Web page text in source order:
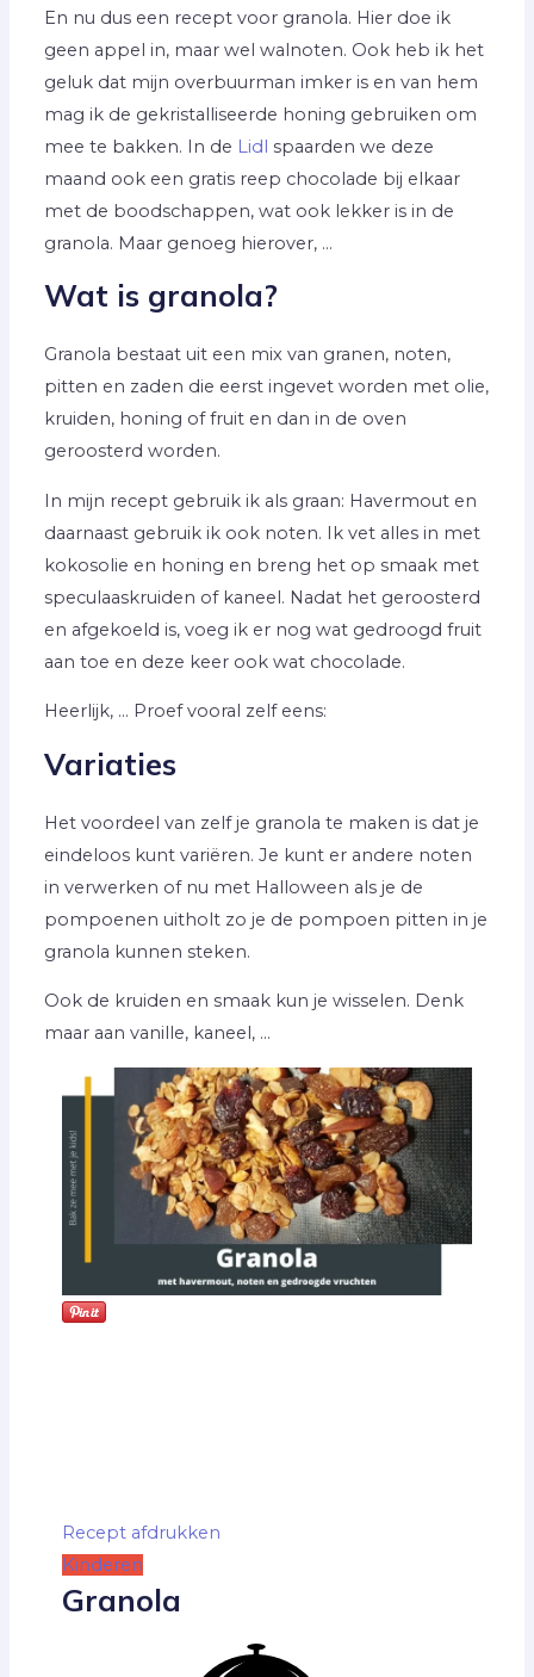
En nu dus een recept voor granola. Hier doe ik
geen appel in, maar wel walnoten. Ook heb ik het
geluk dat mijn overbuurman imker is en van hem
mag ik de gekristalliseerde honing gebruiken om
mee te bakken. In de Lidl spaarden we deze
maand ook een gratis reep chocolade bij elkaar
met de boodschappen, wat ook lekker is in de
granola. Maar genoeg hierover, …
Wat is granola?
Granola bestaat uit een mix van granen, noten,
pitten en zaden die eerst ingevet worden met olie,
kruiden, honing of fruit en dan in de oven
geroosterd worden.
In mijn recept gebruik ik als graan: Havermout en
daarnaast gebruik ik ook noten. Ik vet alles in met
kokosolie en honing en breng het op smaak met
speculaaskruiden of kaneel. Nadat het geroosterd
en afgekoeld is, voeg ik er nog wat gedroogd fruit
aan toe en deze keer ook wat chocolade.
Heerlijk, … Proef vooral zelf eens:
Variaties
Het voordeel van zelf je granola te maken is dat je
eindeloos kunt variëren. Je kunt er andere noten
in verwerken of nu met Halloween als je de
pompoenen uitholt zo je de pompoen pitten in je
granola kunnen steken.
Ook de kruiden en smaak kun je wisselen. Denk
maar aan vanille, kaneel, …
Recept afdrukken
Kinderen
Granola